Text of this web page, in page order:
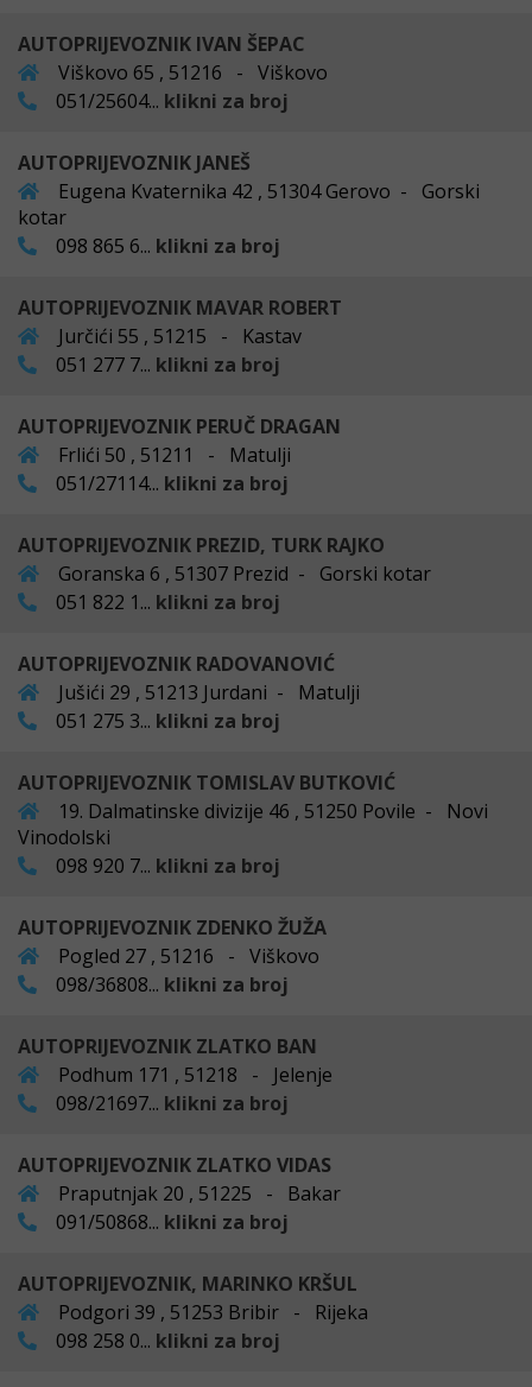
AUTOPRIJEVOZNIK IVAN ŠEPAC
Viškovo 65 , 51216 - Viškovo
051/25604... klikni za broj
AUTOPRIJEVOZNIK JANEŠ
Eugena Kvaternika 42 , 51304 Gerovo - Gorski
kotar
098 865 6... klikni za broj
AUTOPRIJEVOZNIK MAVAR ROBERT
Jurčići 55 , 51215 - Kastav
051 277 7... klikni za broj
AUTOPRIJEVOZNIK PERUČ DRAGAN
Frlići 50 , 51211 - Matulji
051/27114... klikni za broj
AUTOPRIJEVOZNIK PREZID, TURK RAJKO
Goranska 6 , 51307 Prezid - Gorski kotar
051 822 1... klikni za broj
AUTOPRIJEVOZNIK RADOVANOVIĆ
Jušići 29 , 51213 Jurdani - Matulji
051 275 3... klikni za broj
AUTOPRIJEVOZNIK TOMISLAV BUTKOVIĆ
19. Dalmatinske divizije 46 , 51250 Povile - Novi
Vinodolski
098 920 7... klikni za broj
AUTOPRIJEVOZNIK ZDENKO ŽUŽA
Pogled 27 , 51216 - Viškovo
098/36808... klikni za broj
AUTOPRIJEVOZNIK ZLATKO BAN
Podhum 171 , 51218 - Jelenje
098/21697... klikni za broj
AUTOPRIJEVOZNIK ZLATKO VIDAS
Praputnjak 20 , 51225 - Bakar
091/50868... klikni za broj
AUTOPRIJEVOZNIK, MARINKO KRŠUL
Podgori 39 , 51253 Bribir - Rijeka
098 258 0... klikni za broj